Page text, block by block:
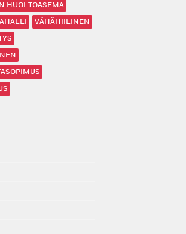
HUOLTOASEMA
VÄHÄHIILINEN